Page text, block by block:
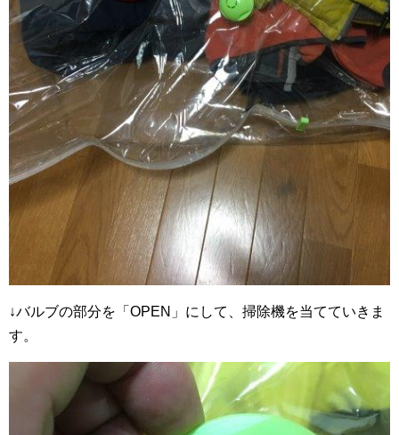
↓バルブの部分を「OPEN」にして、掃除機を当てていきま
す。